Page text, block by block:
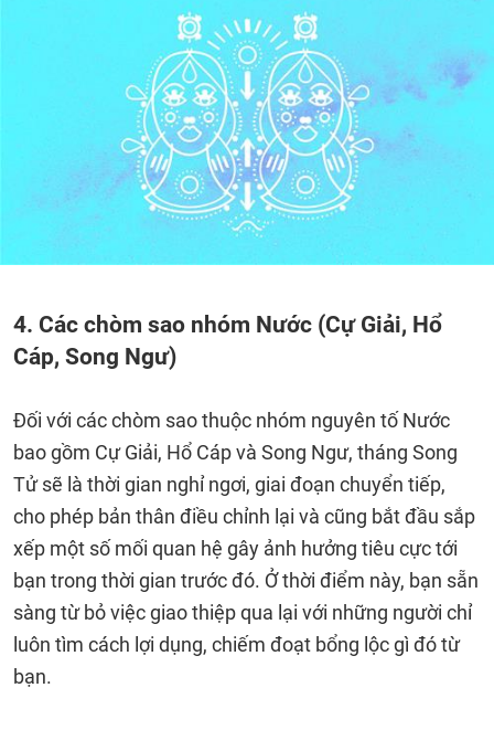
4. Các chòm sao nhóm Nước (Cự Giải, Hổ
Cáp, Song Ngư)
Đối với các chòm sao thuộc nhóm nguyên tố Nước
bao gồm Cự Giải, Hổ Cáp và Song Ngư, tháng Song
Tử sẽ là thời gian nghỉ ngơi, giai đoạn chuyển tiếp,
cho phép bản thân điều chỉnh lại và cũng bắt đầu sắp
xếp một số mối quan hệ gây ảnh hưởng tiêu cực tới
bạn trong thời gian trước đó. Ở thời điểm này, bạn sẵn
sàng từ bỏ việc giao thiệp qua lại với những người chỉ
luôn tìm cách lợi dụng, chiếm đoạt bổng lộc gì đó từ
bạn.